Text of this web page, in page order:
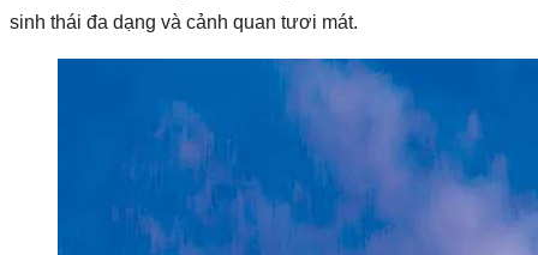
sinh thái đa dạng và cảnh quan tươi mát.